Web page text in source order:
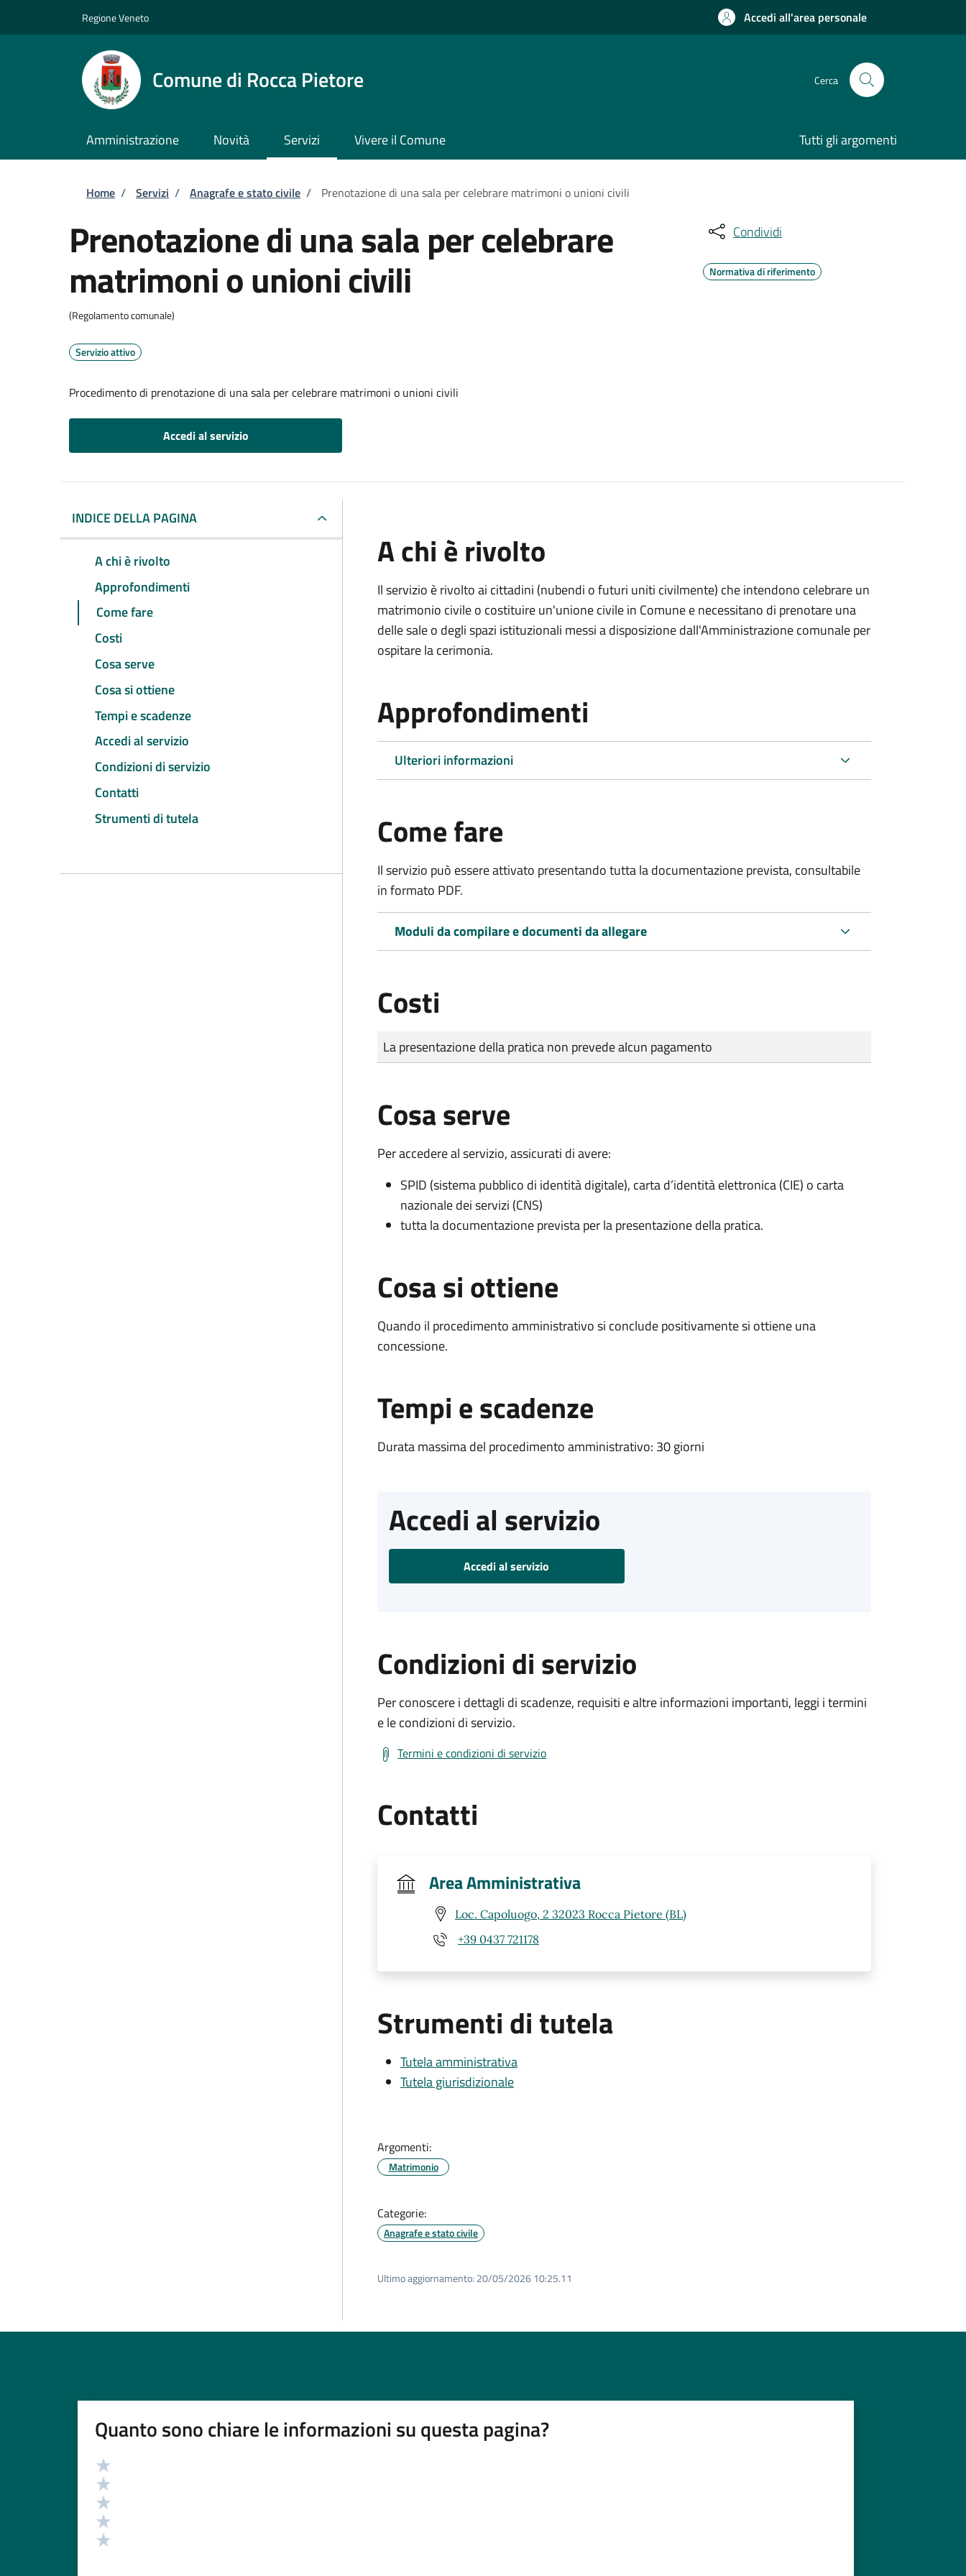
Regione Veneto Accedi all'area personale
Comune di Rocca Pietore Cerca
Amministrazione Novità Servizi Vivere il Comune Tutti gli argomenti
Briciole di pane
Home / Servizi / Anagrafe e stato civile / Prenotazione di una sala per celebrare matrimoni o unioni civili
Prenotazione di una sala per celebrare
matrimoni o unioni civili
(Regolamento comunale)
Servizio attivo
Procedimento di prenotazione di una sala per celebrare matrimoni o unioni civili
Accedi al servizio
Condividi
Normativa di riferimento
INDICE DELLA PAGINA
A chi è rivolto
Approfondimenti
Come fare
Costi
Cosa serve
Cosa si ottiene
Tempi e scadenze
Accedi al servizio
Condizioni di servizio
Contatti
Strumenti di tutela
A chi è rivolto
Il servizio è rivolto ai cittadini (nubendi o futuri uniti civilmente) che intendono celebrare un
matrimonio civile o costituire un'unione civile in Comune e necessitano di prenotare una
delle sale o degli spazi istituzionali messi a disposizione dall'Amministrazione comunale per
ospitare la cerimonia.
Approfondimenti
Ulteriori informazioni
Come fare
Il servizio può essere attivato presentando tutta la documentazione prevista, consultabile
in formato PDF.
Moduli da compilare e documenti da allegare
Costi
Tipo di pagamento
Importo
La presentazione della pratica non prevede alcun pagamento
Cosa serve
Per accedere al servizio, assicurati di avere:
SPID (sistema pubblico di identità digitale), carta d’identità elettronica (CIE) o carta
nazionale dei servizi (CNS)
tutta la documentazione prevista per la presentazione della pratica.
Cosa si ottiene
Quando il procedimento amministrativo si conclude positivamente si ottiene una
concessione.
Tempi e scadenze
Durata massima del procedimento amministrativo: 30 giorni
Accedi al servizio
Accedi al servizio
Condizioni di servizio
Per conoscere i dettagli di scadenze, requisiti e altre informazioni importanti, leggi i termini
e le condizioni di servizio.
Termini e condizioni di servizio
Contatti
Area Amministrativa
Loc. Capoluogo, 2 32023 Rocca Pietore (BL)
+39 0437 721178
Strumenti di tutela
Tutela amministrativa
Tutela giurisdizionale
Argomenti:
Matrimonio
Categorie:
Anagrafe e stato civile
Ultimo aggiornamento: 20/05/2026 10:25.11
Quanto sono chiare le informazioni su questa pagina?
Valutazione